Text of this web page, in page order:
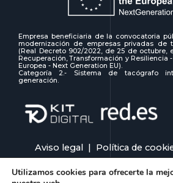
Empresa beneficiaria de la convocatoria
modernización de empresas privadas de
(Real Decreto 902/2022, de 25 de octubre,
Recuperación, Transformación y Resiliencia
Europea - Next Generation EU).
Categoría 2.- Sistema de tacógrafo
generación.
Aviso legal | Política de
Utilizamos cookies para ofrecerte la